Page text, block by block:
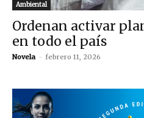
Ambiental
Ordenan activar
en todo el país
Novela - febrero 11, 2026